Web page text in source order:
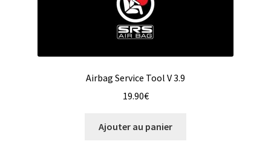
Airbag Service Tool V 3.9
19.90€
Ajouter au panier